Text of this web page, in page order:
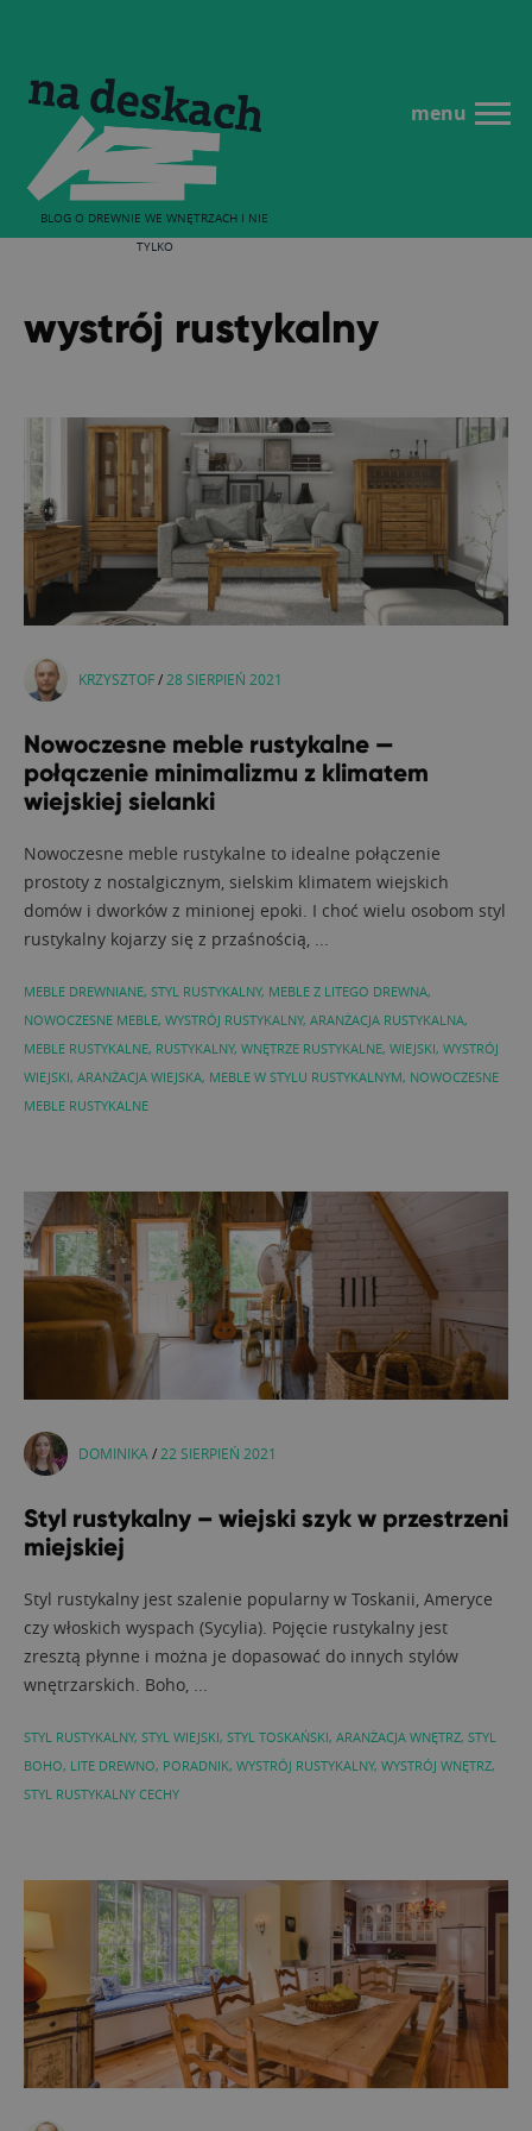
BLOG O DREWNIE WE WNĘTRZACH I NIE
TYLKO
menu
wystrój rustykalny
KRZYSZTOF/ 28 SIERPIEŃ 2021
Nowoczesne meble rustykalne —
połączenie minimalizmu z klimatem
wiejskiej sielanki
Nowoczesne meble rustykalne to idealne połączenie
prostoty z nostalgicznym, sielskim klimatem wiejskich
domów i dworków z minionej epoki. I choć wielu osobom styl
rustykalny kojarzy się z przaśnością, ...
MEBLE DREWNIANE, STYL RUSTYKALNY, MEBLE Z LITEGO DREWNA,
NOWOCZESNE MEBLE, WYSTRÓJ RUSTYKALNY, ARANŻACJA RUSTYKALNA,
MEBLE RUSTYKALNE, RUSTYKALNY, WNĘTRZE RUSTYKALNE, WIEJSKI, WYSTRÓJ
WIEJSKI, ARANŻACJA WIEJSKA, MEBLE W STYLU RUSTYKALNYM, NOWOCZESNE
MEBLE RUSTYKALNE
DOMINIKA / 22 SIERPIEŃ 2021
Styl rustykalny – wiejski szyk w przestrzeni
miejskiej
Styl rustykalny jest szalenie popularny w Toskanii, Ameryce
czy włoskich wyspach (Sycylia). Pojęcie rustykalny jest
zresztą płynne i można je dopasować do innych stylów
wnętrzarskich. Boho, ...
STYL RUSTYKALNY, STYL WIEJSKI, STYL TOSKAŃSKI, ARANŻACJA WNĘTRZ, STYL
BOHO, LITE DREWNO, PORADNIK, WYSTRÓJ RUSTYKALNY, WYSTRÓJ WNĘTRZ,
STYL RUSTYKALNY CECHY